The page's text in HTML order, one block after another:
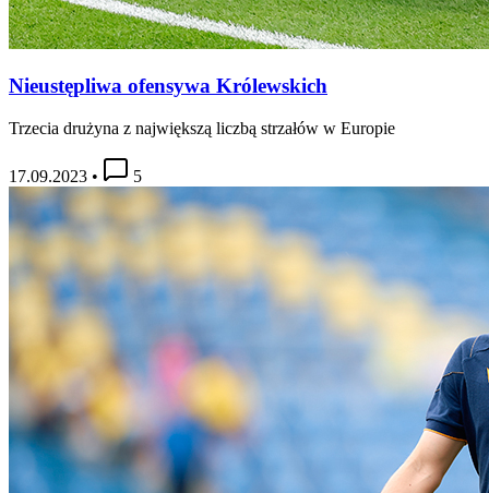
Nieustępliwa ofensywa Królewskich
Trzecia drużyna z największą liczbą strzałów w Europie
17.09.2023 • 5